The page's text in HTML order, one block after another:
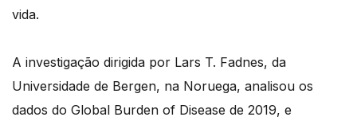
vida.
A investigação dirigida por Lars T. Fadnes, da
Universidade de Bergen, na Noruega, analisou os
dados do Global Burden of Disease de 2019, e